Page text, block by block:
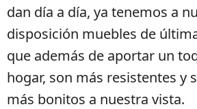
dan día a día, ya tenemos a
disposición muebles de
que además de aportar un
hogar, son más resistentes y
más bonitos a nuestra vista.